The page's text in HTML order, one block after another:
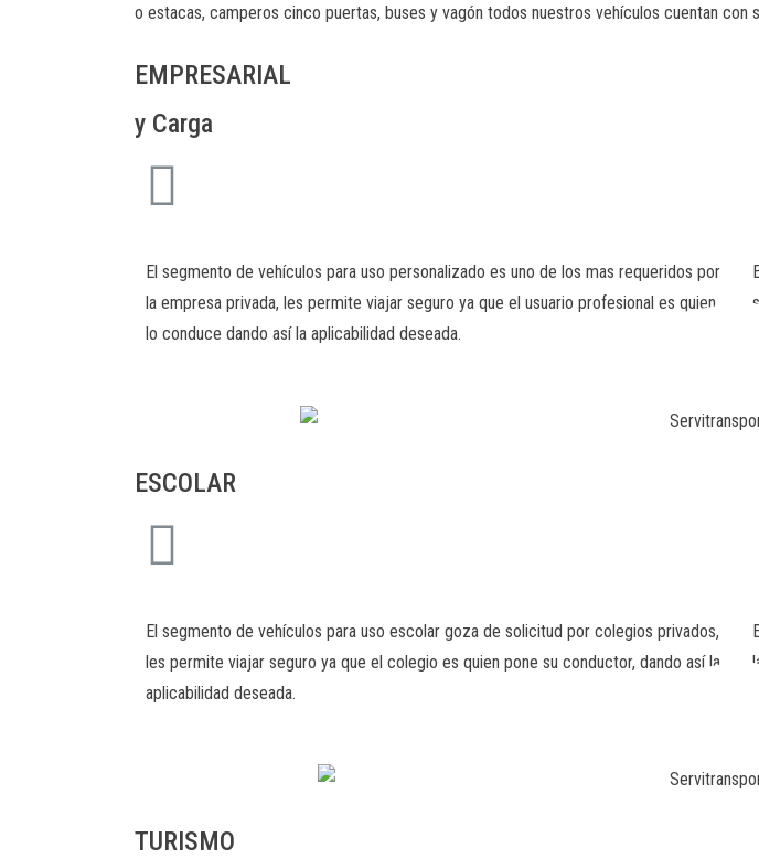
o estacas, camperos cinco puertas, buses y vagón todos nuestros vehículos cuentan con
EMPRESARIAL
y Carga
El segmento de vehículos para uso personalizado es uno de los mas requeridos por
la empresa privada, les permite viajar seguro ya que el usuario profesional es quien
lo conduce dando así la aplicabilidad deseada.
ESCOLAR
El segmento de vehículos para uso escolar goza de solicitud por colegios privados,
les permite viajar seguro ya que el colegio es quien pone su conductor, dando así la
aplicabilidad deseada.
TURISMO